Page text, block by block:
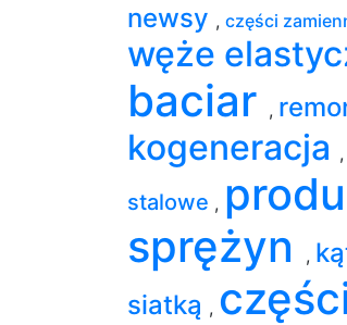
newsy , części
węże
baciar ,
kogeneracja ,
stalowe ,
sprężyn
,
siatką ,